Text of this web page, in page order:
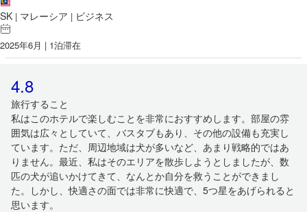
SK | マレーシア | ビジネス
2025年6月 | 1泊滞在
4.8
旅行すること
私はこのホテルで楽しむことを非常におすすめします。部屋の雰
囲気は広々としていて、バスタブもあり、その他の設備も充実し
ています。ただ、周辺地域は犬が多いなど、あまり戦略的ではあ
りません。最近、私はそのエリアを散歩しようとしましたが、数
匹の犬が追いかけてきて、なんとか自分を救うことができまし
た。しかし、快適さの面では非常に快適で、5つ星をあげられると
思います。